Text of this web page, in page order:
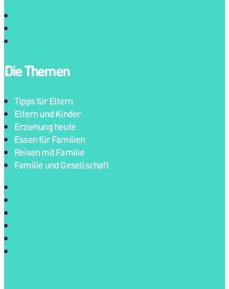
Die Themen
Tipps für Eltern
Eltern und Kinder
Erziehung heute
Essen für Familien
Reisen mit Familie
Familie und Gesellschaft